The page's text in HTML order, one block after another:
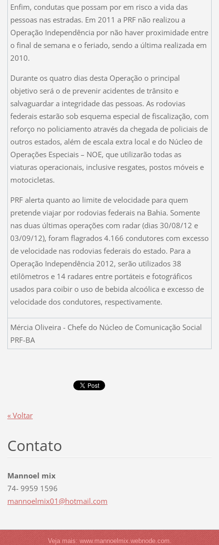
Enfim, condutas que possam por em risco a vida das
pessoas nas estradas. Em 2011 a PRF não realizou a
Operação Independência por não haver proximidade entre
o final de semana e o feriado, sendo a última realizada em
2010.
Durante os quatro dias desta Operação o principal
objetivo será o de prevenir acidentes de trânsito e
salvaguardar a integridade das pessoas. As rodovias
federais estarão sob esquema especial de fiscalização, com
reforço no policiamento através da chegada de policiais de
outros estados, além de escala extra local e do Núcleo de
Operações Especiais – NOE, que utilizarão todas as
viaturas operacionais, inclusive resgates, postos móveis e
motocicletas.
PRF alerta quanto ao limite de velocidade para quem
pretende viajar por rodovias federais na Bahia. Somente
nas duas últimas operações com radar (dias 30/08/12 e
03/09/12), foram flagrados 4.166 condutores com excesso
de velocidade nas rodovias federais do estado. Para a
Operação Independência 2012, serão utilizados 38
etilômetros e 14 radares entre portáteis e fotográficos
usados para coibir o uso de bebida alcoólica e excesso de
velocidade dos condutores, respectivamente.
Mércia Oliveira - Chefe do Núcleo de Comunicação Social
PRF-BA
« Voltar
Contato
Mannoel mix
74- 9959 1596
mannoelmix01@hotmail.com
Veja mais: www.mannoelmix.webnode.com.